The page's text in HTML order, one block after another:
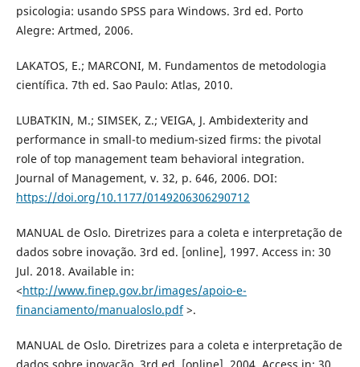
psicologia: usando SPSS para Windows. 3rd ed. Porto
Alegre: Artmed, 2006.
LAKATOS, E.; MARCONI, M. Fundamentos de metodologia
científica. 7th ed. Sao Paulo: Atlas, 2010.
LUBATKIN, M.; SIMSEK, Z.; VEIGA, J. Ambidexterity and
performance in small-to medium-sized firms: the pivotal
role of top management team behavioral integration.
Journal of Management, v. 32, p. 646, 2006. DOI:
https://doi.org/10.1177/0149206306290712
MANUAL de Oslo. Diretrizes para a coleta e interpretação de
dados sobre inovação. 3rd ed. [online], 1997. Access in: 30
Jul. 2018. Available in:
<http://www.finep.gov.br/images/apoio-e-
financiamento/manualoslo.pdf>.
MANUAL de Oslo. Diretrizes para a coleta e interpretação de